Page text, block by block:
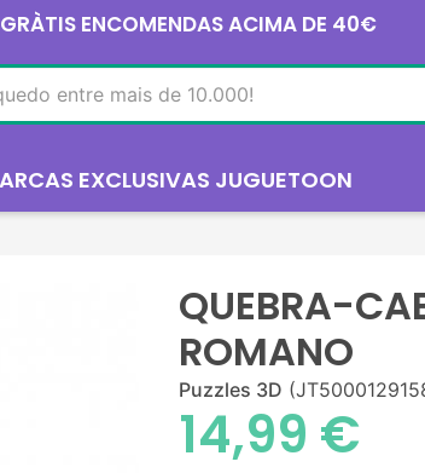
ENCOMENDAS ACIMA DE 40€
EXCLUSIVAS JUGUETOON
QUEBRA-
ROMANO
Puzzles 3D
14,99 €